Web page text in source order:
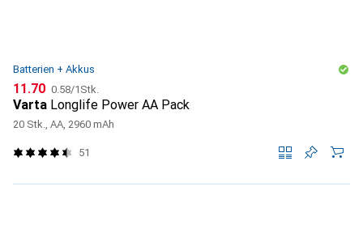
Batterien + Akkus
CHF
11.70 CHF
0.58/1Stk.
Varta Longlife Power AA Pack
20 Stk., AA, 2960 mAh
51